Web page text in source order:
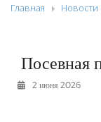
НОВОСТИ
К СВЕДЕНИЮ
Главная Новости
Посевная
2 июня 2026